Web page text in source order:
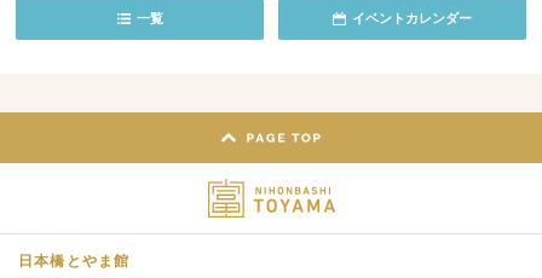
一覧 イベントカレンダー
日本橋とやま館